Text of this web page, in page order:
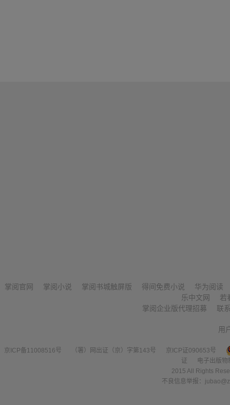
掌阅官网 掌阅小说 掌阅书城触屏版 得间免费小说
华为阅读
乐中文网
若
掌阅企业版代理招募
联
用
京ICP备11008516号 （署）网出证（京）字第143号
京ICP证090653号
证
电子出版
2015 All Rights
不良信息举报：